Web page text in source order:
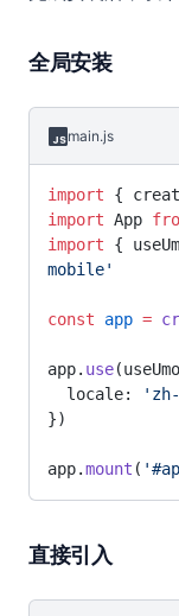
全局安装
main.js
import {
import App
import {
mobile'
const app =
app. use
  locale:
'zh-
})
app.mount (
直接引入